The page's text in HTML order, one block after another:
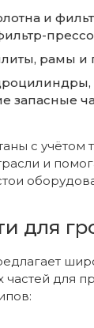
и
рамы и
запасные
с учётом
и
для
частей для